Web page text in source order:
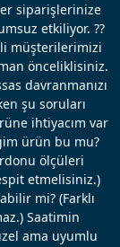
siparişlerinize
etkiliyor. ??
müşterilerimizi
önceliklisiniz.
davranmanızı
şu soruları
ihtiyacım var
ürün bu mu?
ölçüleri
etmelisiniz.)
mi? (Farklı
Saatimin
ama uyumlu